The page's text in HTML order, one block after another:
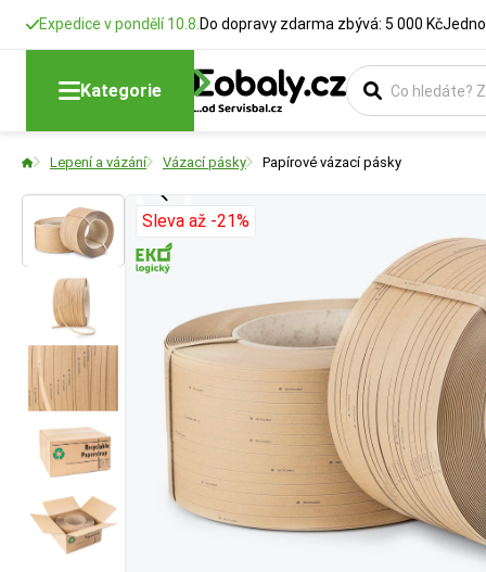
Expedice v pondělí 10.8. Do dopravy zdarma zbývá: 5 000 Kč
Kategorie
Lepení a vázání Vázací pásky Papírové vázací pásky
Sleva až -21%